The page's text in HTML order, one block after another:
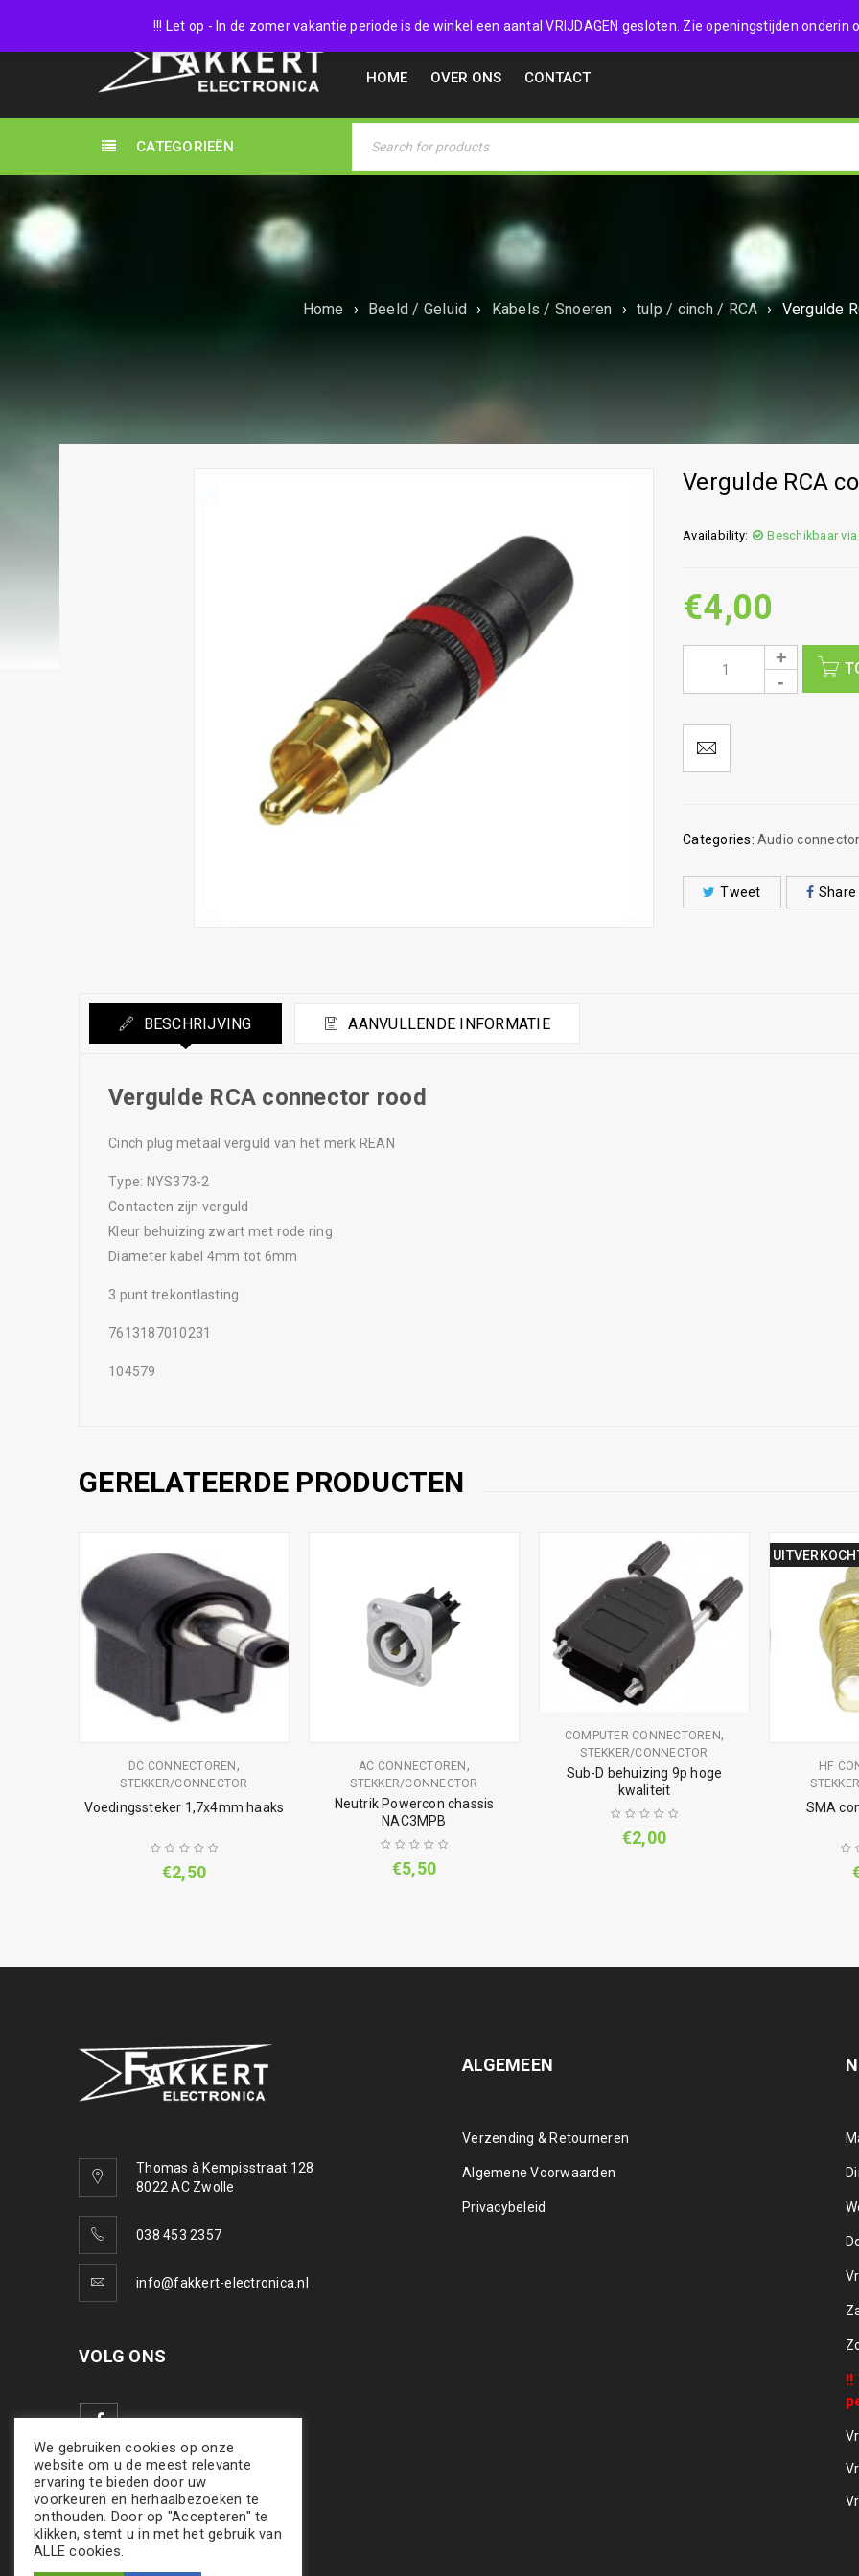
!!! Let op - In de zomer vakantie periode is de winkel een aantal VRIJDAGEN gesloten. Zie openingstijden
038 4532357
HOME OVER ONS CONTACT
CATEGORIEËN
Home › Beeld / Geluid › Kabels / Snoeren › tulp / cinch / RCA › Vergulde
Vergulde RCA
Availability: Beschikbaar
€4,00
Categories: Audio
Tweet Share
BESCHRIJVING AANVULLENDE INFORMATIE
Vergulde RCA connector rood
Cinch plug metaal verguld van het merk REAN
Type: NYS373-2
Contacten zijn verguld
Kleur behuizing zwart met rode ring
Diameter kabel 4mm tot 6mm
3 punt trekontlasting
7613187010231
104579
GERELATEERDE PRODUCTEN
DC CONNECTOREN ,
STEKKER/CONNECTOR
Voedingssteker 1,7x4mm haaks
€2,50
AC CONNECTOREN ,
STEKKER/CONNECTOR
Neutrik Powercon chassis
NAC3MPB
€5,50
COMPUTER CONNECTOREN,
STEKKER/CONNECTOR
Sub-D behuizing 9p hoge
kwaliteit
€2,00
HF
SMA
Thomas à Kempisstraat 128
8022 AC Zwolle
038 453 2357
info@fakkert-electronica.nl
VOLG ONS
ALGEMEEN
Verzending & Retourneren
Algemene Voorwaarden
Privacybeleid
!!
We gebruiken cookies op onze
website om u de meest relevante
ervaring te bieden door uw
voorkeuren en herhaalbezoeken te
onthouden. Door op "Accepteren" te
klikken, stemt u in met het gebruik van
ALLE cookies.